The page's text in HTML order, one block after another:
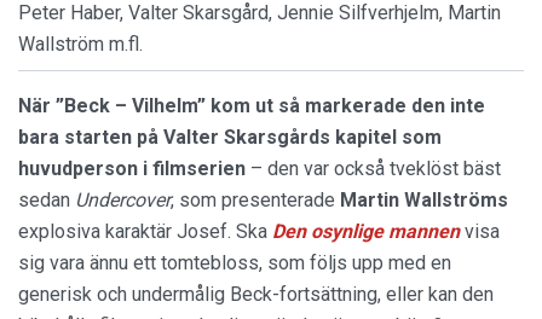
Peter Haber, Valter Skarsgård, Jennie Silfverhjelm, Martin
Wallström m.fl.
När ”Beck – Vilhelm” kom ut så markerade den inte
bara starten på Valter Skarsgårds kapitel som
huvudperson i filmserien – den var också tveklöst bäst
sedan Undercover, som presenterade Martin Wallströms
explosiva karaktär Josef. Ska Den osynlige mannenvisa
sig vara ännu ett tomtebloss, som följs upp med en
generisk och undermålig Beck-fortsättning, eller kan den